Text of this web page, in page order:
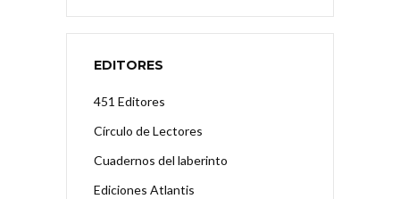
EDITORES
451 Editores
Círculo de Lectores
Cuadernos del laberinto
Ediciones Atlantis